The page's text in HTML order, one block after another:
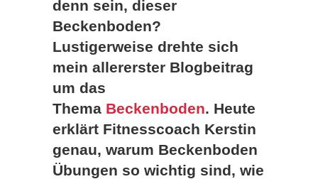
denn sein, dieser
Beckenboden?
Lustigerweise drehte sich
mein allererster Blogbeitrag
um das
Thema Beckenboden. Heute
erklärt Fitnesscoach Kerstin
genau, warum Beckenboden
Übungen so wichtig sind, wie